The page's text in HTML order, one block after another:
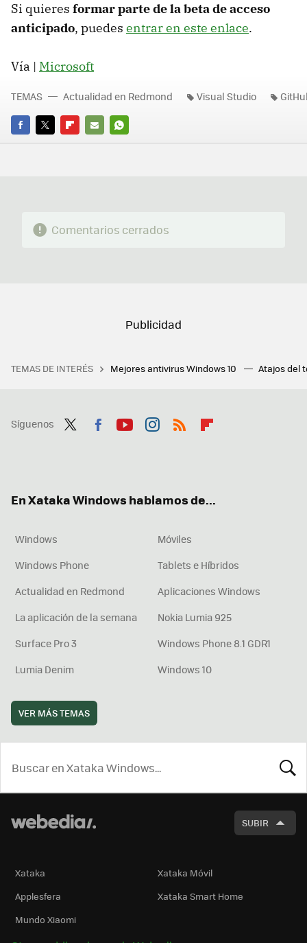
Si quieres formar parte de la beta de acceso
anticipado, puedes entrar en este enlace.
Vía | Microsoft
FACEBOOK
TWITTERFLIPBOARD
E-
WHATSAPP
TEMAS Actualidad en Redmond Visual Studio
Comentarios cerrados
TEMAS DE INTERÉS Mejores antivirus Windows 10 Atajos del
Síguenos
En Xataka Windows hablamos de...
Windows
Móviles
Windows Phone
Tablets e Híbridos
Actualidad en Redmond
Aplicaciones Windows
La aplicación de la semana
Nokia Lumia 925
Surface Pro 3
Windows Phone 8.1 GDR1
Lumia Denim
Windows 10
VER MÁS TEMAS
SUBIR
Xataka
Xataka Móvil
Applesfera
Xataka Smart Home
Mundo Xiaomi